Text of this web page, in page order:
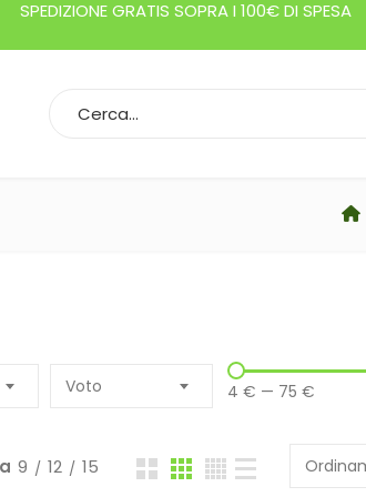
GRATIS SOPRA I 100€ DI
Voto 4 € — 75 €
9 12 15